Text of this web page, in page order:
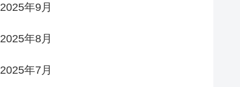
2025年9月
2025年8月
2025年7月